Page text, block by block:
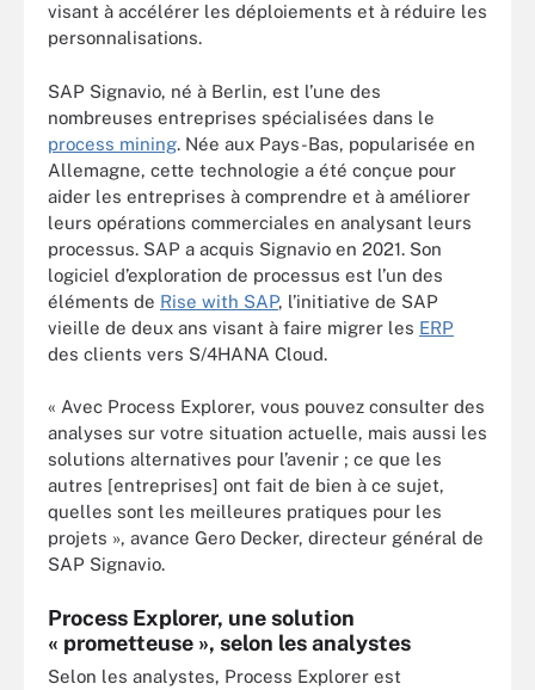
visant à accélérer les déploiements et à réduire les
personnalisations.
SAP Signavio, né à Berlin, est l’une des
nombreuses entreprises spécialisées dans le
process mining. Née aux Pays-Bas, popularisée en
Allemagne, cette technologie a été conçue pour
aider les entreprises à comprendre et à améliorer
leurs opérations commerciales en analysant leurs
processus. SAP a acquis Signavio en 2021. Son
logiciel d’exploration de processus est l’un des
éléments de Rise with SAP, l’initiative de SAP
vieille de deux ans visant à faire migrer les ERP
des clients vers S/4HANA Cloud.
« Avec Process Explorer, vous pouvez consulter des
analyses sur votre situation actuelle, mais aussi les
solutions alternatives pour l’avenir ; ce que les
autres [entreprises] ont fait de bien à ce sujet,
quelles sont les meilleures pratiques pour les
projets », avance Gero Decker, directeur général de
SAP Signavio.
Process Explorer, une solution
« prometteuse », selon les analystes
Selon les analystes, Process Explorer est